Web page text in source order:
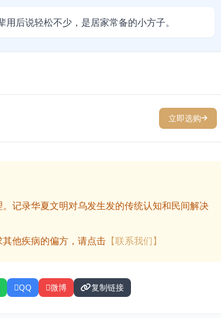
后说轻松不少，是居家常备的小方子。
立即选购
记录华夏文明对乌发生发的传统认知和民间解决
他疾病的偏方，请点击 【联系我们】
QQ 微博 复制链接